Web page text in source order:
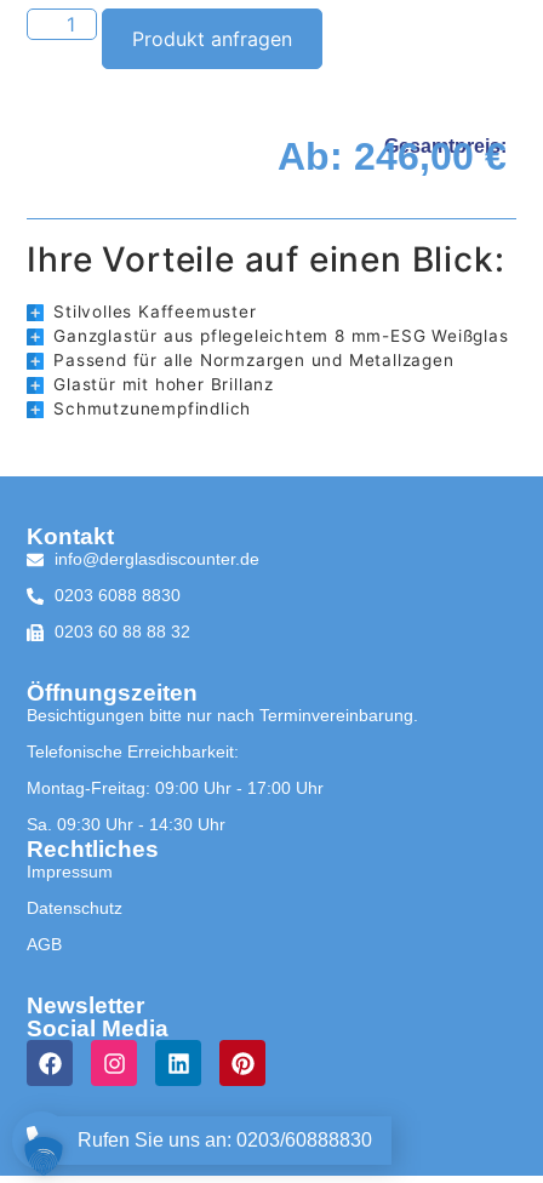
Produkt anfragen
Gesamtpreis:
Ab: 246,00€
Ihre Vorteile auf einen Blick:
Stilvolles Kaffeemuster
Ganzglastür aus pflegeleichtem 8 mm-ESG Weißglas
Passend für alle Normzargen und Metallzagen
Glastür mit hoher Brillanz
Schmutzunempfindlich
Kontakt
info@derglasdiscounter.de
0203 6088 8830
0203 60 88 88 32
Öffnungszeiten
Besichtigungen bitte nur nach Terminvereinbarung.
Telefonische Erreichbarkeit:
Montag-Freitag: 09:00 Uhr - 17:00 Uhr
Sa. 09:30 Uhr - 14:30 Uhr
Rechtliches
Impressum
Datenschutz
AGB
Newsletter
Social Media
Rufen Sie uns an: 0203/60888830